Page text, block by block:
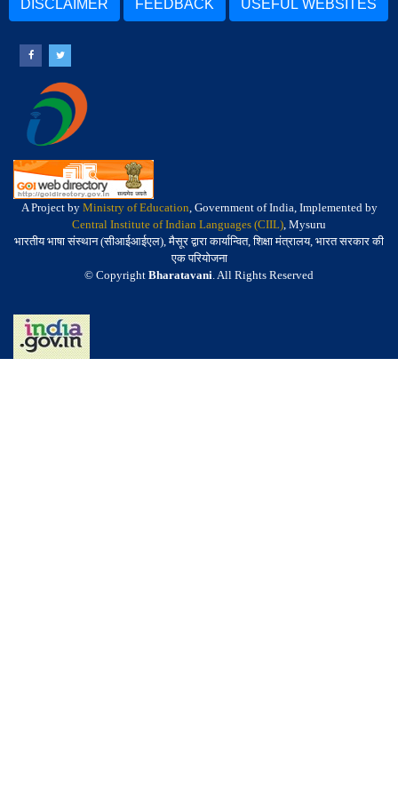
DISCLAIMER FEEDBACK USEFUL WEBSITES
A Project by Ministry of Education, Government of India, Implemented by
Central Institute of Indian Languages (CIIL), Mysuru
भारतीय भाषा संस्थान (सीआईआईएल), मैसूर द्वारा कार्यान्वित, शिक्षा मंत्रालय, भारत सरकार की
एक परियोजना
© Copyright Bharatavani. All Rights Reserved